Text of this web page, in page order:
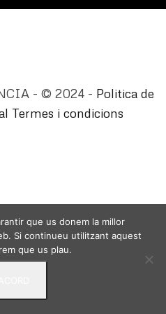
- © 2024 - Politica de
Termes i condicions
que us donem la millor
Si continueu utilitzant aquest
que us plau.